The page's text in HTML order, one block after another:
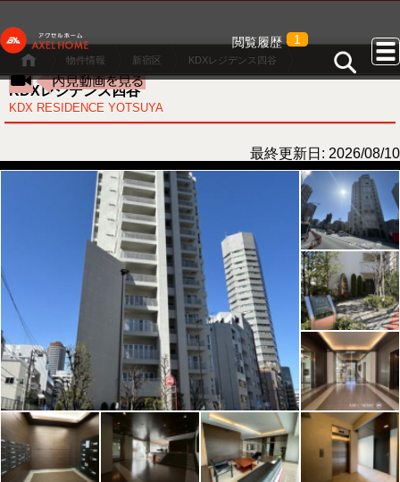
閲覧履歴 1
物件情報 新宿区 KDXレジデンス四谷
KDXレジデンス四谷
KDX RESIDENCE YOTSUYA
最終更新日: 2026/08/10